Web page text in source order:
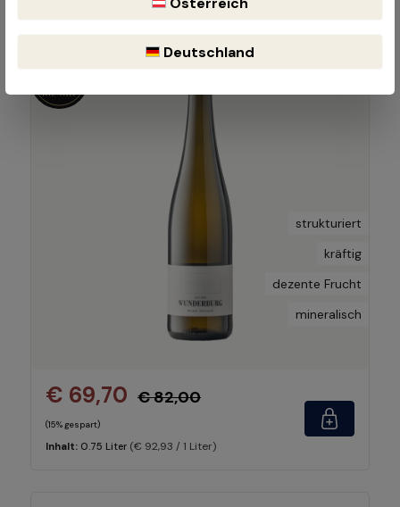
-15%
97
strukturiert
kräftig
dezente Frucht
mineralisch
€ 69,70 € 82,00
(15% gespart)
Inhalt: 0.75 Liter (€ 92,93 / 1 Liter)
Deutschland